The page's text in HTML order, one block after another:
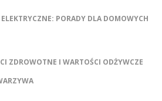
PORADY DLA DOMOWYCH
ZDROWOTNE I WARTOŚCI ODŻYWCZE